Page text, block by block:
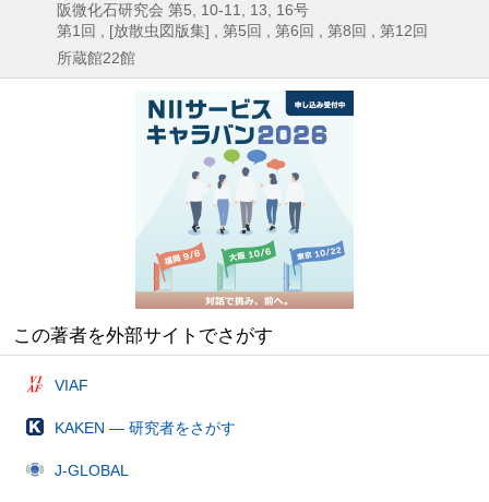
阪微化石研究会 第5,
10-11, 13,
16号
第1回 , [放散虫図版集] , 第5回 , 第6回 , 第8回 , 第12回
所蔵館22館
この著者を外部サイトでさがす
VIAF
KAKEN — 研究者をさがす
J-GLOBAL